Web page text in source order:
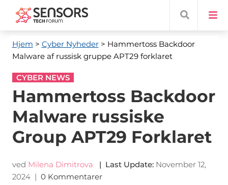
Hjem > Cyber ​​Nyheder> Hammertoss Backdoor
Malware af russisk gruppe APT29 forklaret
CYBER NEWS
Hammertoss Backdoor
Malware russiske
Group APT29 Forklaret
ved Milena Dimitrova | Last Update: November 12,
2024| 0 Kommentarer